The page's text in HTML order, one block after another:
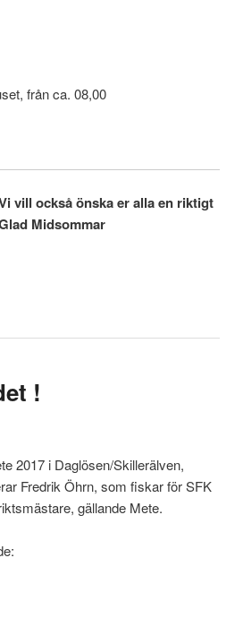
från ca. 08,00
vill också önska er alla en riktigt
Midsommar
!
2017 i Daglösen/Skillerälven,
Fredrik Öhrn, som fiskar för SFK
gällande Mete.